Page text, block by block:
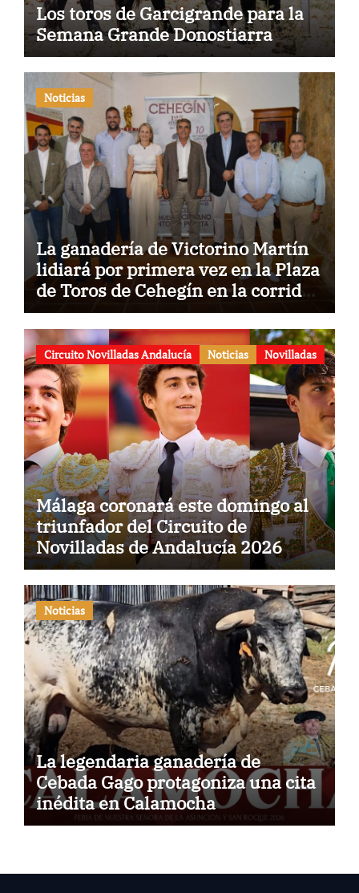
Los toros de Garcigrande para la
Semana Grande Donostiarra
Noticias
La ganadería de Victorino Martín
lidiará por primera vez en la Plaza
de Toros de Cehegín en la corrida
conmemorativa de su 125
aniversario
Circuito Novilladas Andalucía Noticias Novilladas
Málaga coronará este domingo al
triunfador del Circuito de
Novilladas de Andalucía 2026
Noticias
La legendaria ganadería de
Cebada Gago protagoniza una cita
inédita en Calamocha